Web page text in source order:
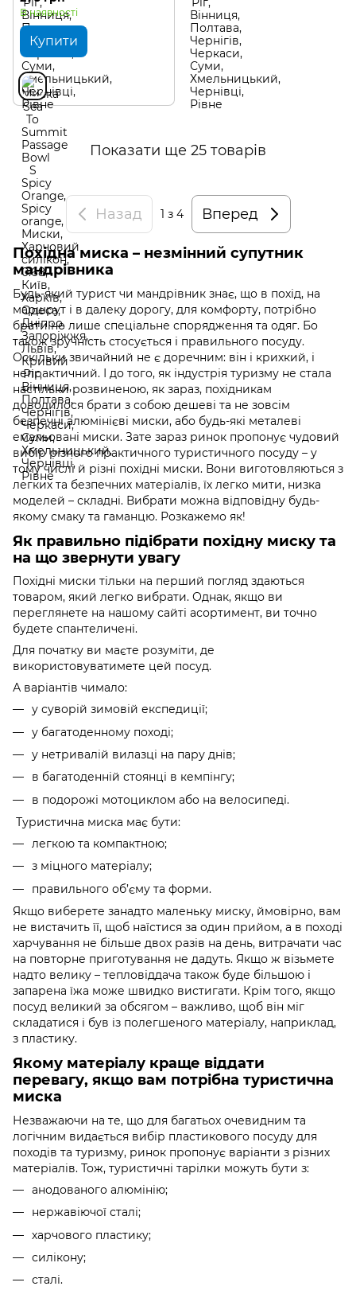
В наявності
Купити
Показати ще 25 товарів
Назад 1 з 4 Вперед
Похідна миска – незмінний супутник
мандрівника
Будь-який турист чи мандрівник знає, що в похід, на
маршрут і в далеку дорогу, для комфорту, потрібно
брати не лише спеціальне спорядження та одяг. Бо
також зручність стосується і правильного посуду.
Оскільки звичайний не є доречним: він і крихкий, і
непрактичний. І до того, як індустрія туризму не стала
настільки розвиненою, як зараз, похідникам
доводилося брати з собою дешеві та не зовсім
безпечні алюмінієві миски, або будь-які металеві
емальовані миски. Зате зараз ринок пропонує чудовий
вибір різного практичного туристичного посуду – у
тому числі й різні похідні миски. Вони виготовляються з
легких та безпечних матеріалів, їх легко мити, низка
моделей – складні. Вибрати можна відповідну будь-
якому смаку та гаманцю. Розкажемо як!
Як правильно підібрати похідну миску та
на що звернути увагу
Похідні миски тільки на перший погляд здаються
товаром, який легко вибрати. Однак, якщо ви
переглянете на нашому сайті асортимент, ви точно
будете спантеличені.
Для початку ви маєте розуміти, де
використовуватимете цей посуд.
А варіантів чимало:
у суворій зимовій експедиції;
у багатоденному поході;
у нетривалій вилазці на пару днів;
в багатоденній стоянці в кемпінгу;
в подорожі мотоциклом або на велосипеді.
Туристична миска має бути:
легкою та компактною;
з міцного матеріалу;
правильного об’єму та форми.
Якщо виберете занадто маленьку миску, ймовірно, вам
не вистачить її, щоб наїстися за один прийом, а в поході
харчування не більше двох разів на день, витрачати час
на повторне приготування не дадуть. Якщо ж візьмете
надто велику – тепловіддача також буде більшою і
запарена їжа може швидко вистигати. Крім того, якщо
посуд великий за обсягом – важливо, щоб він міг
складатися і був із полегшеного матеріалу, наприклад,
з пластику.
Якому матеріалу краще віддати
перевагу, якщо вам потрібна туристична
миска
Незважаючи на те, що для багатьох очевидним та
логічним видається вибір пластикового посуду для
походів та туризму, ринок пропонує варіанти з різних
матеріалів. Тож, туристичні тарілки можуть бути з:
анодованого алюмінію;
нержавіючої сталі;
харчового пластику;
силікону;
сталі.